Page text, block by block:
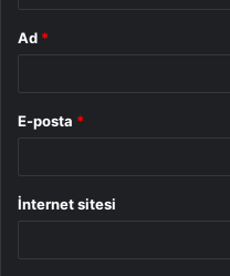
Ad *
E-posta *
İnternet sitesi